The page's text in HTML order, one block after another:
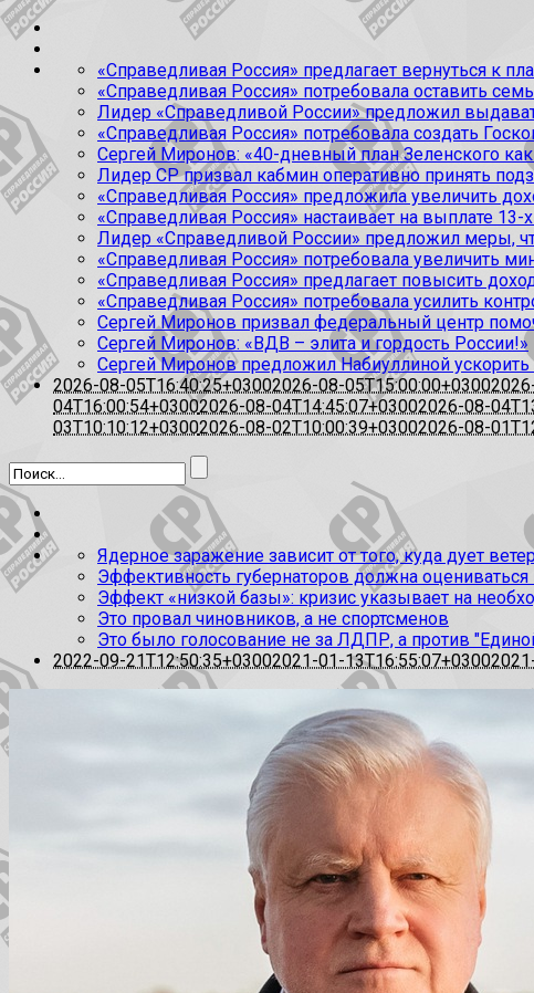
«Справедливая Россия» предлагает вернуться к
«Справедливая Россия» потребовала оставить
Лидер «Справедливой России» предложил
«Справедливая Россия» потребовала создать
Сергей Миронов: «40-дневный план Зеленского
Лидер СР призвал кабмин оперативно принять
«Справедливая Россия» предложила увеличить
«Справедливая Россия» настаивает на выплате 13-
Лидер «Справедливой России» предложил меры,
«Справедливая Россия» потребовала увеличить
«Справедливая Россия» предлагает повысить
«Справедливая Россия» потребовала усилить
Сергей Миронов призвал федеральный центр
Сергей Миронов: «ВДВ – элита и гордость России!»
Сергей Миронов предложил Набиуллиной
2026-08-05T16:40:25+03002026-08-05T15:00:00+0300
04T16:00:54+03002026-08-04T14:45:07+03002026-08-
03T10:10:12+03002026-08-02T10:00:39+03002026-08-
Ядерное заражение зависит от того, куда дует
Эффективность губернаторов должна
Эффект «низкой базы»: кризис указывает на
Это провал чиновников, а не спортсменов
Это было голосование не за ЛДПР, а против
2022-09-21T12:50:35+03002021-01-13T16:55:07+0300